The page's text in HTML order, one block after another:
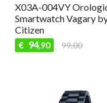
X03A-002VY
Smartwatch Vagary
Citizen
€ 94,90 99,00